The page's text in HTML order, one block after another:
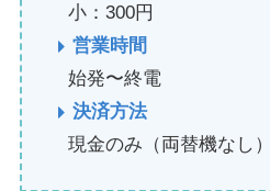
小：300円
営業時間
始発〜終電
決済方法
現金のみ（両替機なし）